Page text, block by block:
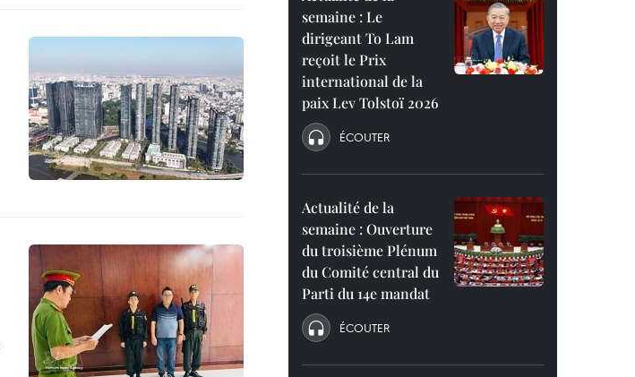
semaine : Le
dirigeant To Lam
reçoit le Prix
international de la
paix Lev Tolstoï 2026
ÉCOUTER
Actualité de la
semaine : Ouverture
du troisième Plénum
du Comité central du
Parti du 14e mandat
ÉCOUTER